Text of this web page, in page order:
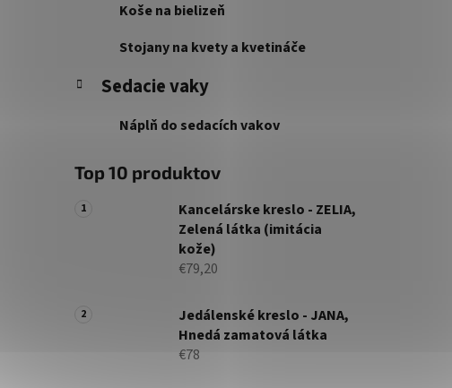
Koše na bielizeň
Stojany na kvety a kvetináče
Sedacie vaky
Náplň do sedacích vakov
Top 10 produktov
Kancelárske kreslo - ZELIA,
Zelená látka (imitácia
kože)
€79,20
Jedálenské kreslo - JANA,
Hnedá zamatová látka
€78